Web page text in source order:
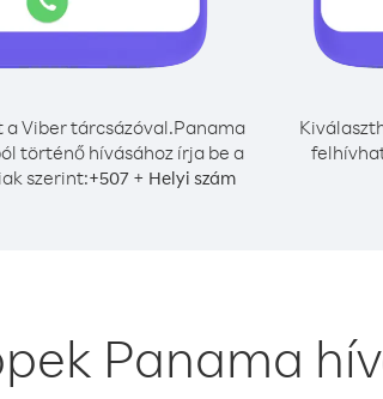
Viber tárcsázóval.Panama
történő hívásához írja be a
szerint:+507+ Helyi szám
Panama